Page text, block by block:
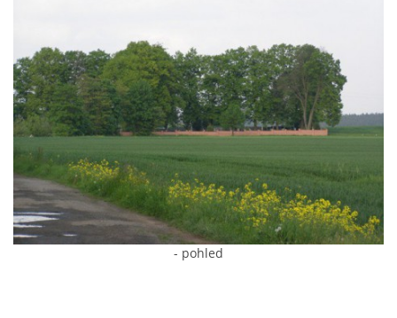
KONTAKTY
ON-LINE KATALOG
WEBOVÁ KAMERA
VIDEA Z DRONU
- pohled